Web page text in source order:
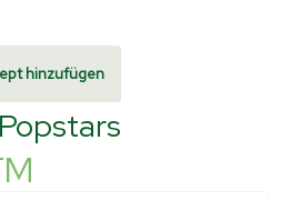
hinzufügen